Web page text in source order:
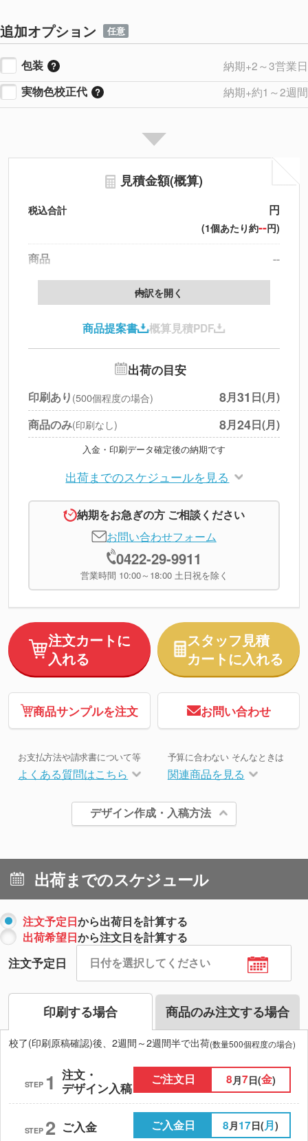
追加オプション 任意
包装
納期+2～3営業日
実物色校正代
納期+約1～2週間
見積金額(概算)
税込合計 円
(1個あたり約--円)
商品
--
製版代
印刷代
北海道・沖縄・離島 別途
※上記小計は税別です
内訳を開く
商品提案書 概算見積PDF
出荷の目安
印刷あり (500個程度の場合) 8月31 日(月)
商品のみ(印刷なし) 8月24日(月)
入金・印刷データ確定後の納期です
出荷までのスケジュールを見る
納期をお急ぎの方 ご相談ください
お問い合わせフォーム
0422-29-9911
営業時間 10:00～18:00 土日祝を除く
注文カートに
入れる
スタッフ見積
カートに入れる
商品サンプルを注文 お問い合わせ
お支払方法や請求書について等
よくある質問はこちら
予算に合わない そんなときは
関連商品を見る
デザイン作成・入稿方法
出荷までのスケジュール
注文予定日から出荷日を計算する
出荷希望日から注文日を計算する
注文予定日
印刷する場合 商品のみ注文する場合
校了(印刷原稿確認)後、2週間～2週間半で出荷(数量500個程度の場合)
STEP 1 注文・
デザイン入稿
ご注文日 8 月7日(金)
STEP 2 ご入金 ご入金日 8月17日(月)